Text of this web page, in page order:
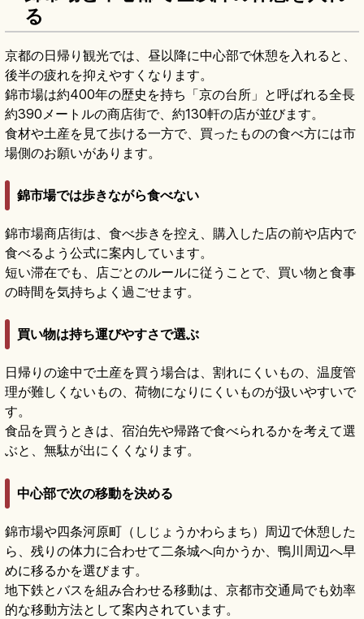
る
京都の日帰り観光では、昼以降に中心部で休憩を入れると、
後半の疲れを抑えやすくなります。
錦市場は約400年の歴史を持ち「京の台所」と呼ばれる全長
約390メートルの商店街で、約130軒の店が並びます。
食材や土産を見て歩ける一方で、買ったものの食べ方には市
場側のお願いがあります。
錦市場では歩きながら食べない
錦市場商店街は、食べ歩きを控え、購入した店の前や店内で
食べるよう公式に案内しています。
短い滞在でも、店ごとのルールに従うことで、買い物と食事
の時間を気持ちよく過ごせます。
買い物は持ち運びやすさで選ぶ
日帰りの途中で土産を買う場合は、割れにくいもの、温度管
理が難しくないもの、荷物になりにくいものが扱いやすいで
す。
食品を買うときは、宿泊先や帰路で食べられるかを考えて選
ぶと、無駄が出にくくなります。
中心部で次の移動を決める
錦市場や四条河原町（しじょうかわらまち）周辺で休憩した
ら、残りの体力に合わせて二条城へ向かうか、鴨川周辺へ早
めに移るかを選びます。
地下鉄とバスを組み合わせる移動は、京都市交通局でも効率
的な移動方法として案内されています。